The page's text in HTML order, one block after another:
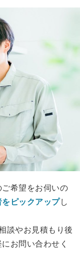
ご希望をお伺いの
をピックアップし
談やお見積もり後
お問い合わせく